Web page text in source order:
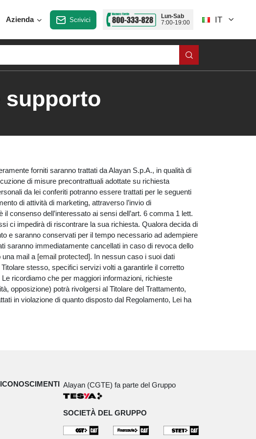
Azienda Scrivici
Lun-Sab
7:00-19:00
IT
supporto
forniti saranno trattati da Alayan S.p.A., in qualità di
di misure precontrattuali adottate su richiesta
da lei conferiti potranno essere trattati per le seguenti
di attività di marketing, attraverso l’invio di
consenso dell’interessato ai sensi dell’art. 6 comma 1 lett.
ci impedirà di riscontrare la sua richiesta. Qualora decida di
e saranno conservati per il tempo necessario ad adempiere
saranno immediatamente cancellati in caso di revoca dello
mail a [email protected]. In nessun caso i suoi dati
stesso, specifici servizi volti a garantirle il corretto
ricordiamo che per maggiori informazioni, richieste
opposizione) potrà rivolgersi al Titolare del Trattamento,
in violazione di quanto disposto dal Regolamento, Lei ha
Alayan (CGTE) fa parte del Gruppo
SOCIETÀ DEL GRUPPO